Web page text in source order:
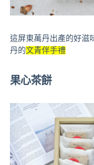
這屏東萬丹出產的好滋
丹的文青伴手禮
果心茶餅